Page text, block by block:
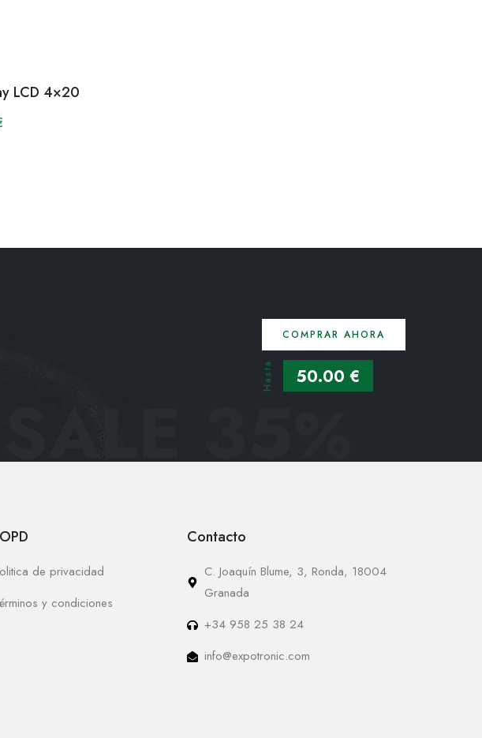
LCD 4×20
COMPRAR AHORA
Hasta 50.00 €
35%
de privacidad
y condiciones
Contacto
C. Joaquín Blume, 3, Ronda, 18004
Granada
+34 958 25 38 24
info@expotronic.com